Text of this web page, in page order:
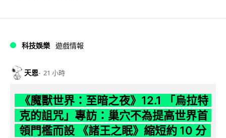
科技娛樂 遊戲情報
天恩 21 小時
《魔獸世界：至暗之夜》12.1 「烏拉特
克的詛咒」專訪：巢穴不為提高世界首
領門檻而設 《諸王之眠》縮短約 10 分